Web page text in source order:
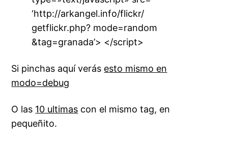
‘http://arkangel.info/flickr/
getflickr.php? mode=random
&tag=granada’> </script>
Si pinchas aquí verás esto mismo en
modo=debug
O las 10 ultimas con el mismo tag, en
pequeñito.